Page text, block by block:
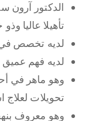
الدكتور آرون
تأهيلا عاليا وذو
لديه تخصص في
لديه فهم عميق
وهو ماهر في
تحويلات لعلاج
وهو معروف